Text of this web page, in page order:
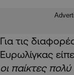
Για τις
Ευρωλίγκας
οι παίκτες